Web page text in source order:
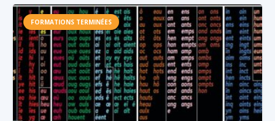
FORMATIONS TERMINÉES